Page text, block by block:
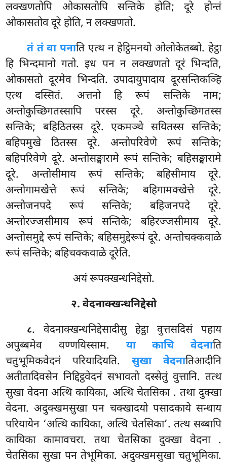
लक्खणतोपि ओकासतोपि सन्तिके होति; दूरे होन्तं
ओकासतोव दूरे होति, न लक्खणतो.
तं तं वा पनाति एत्थ न हेट्ठिमनयो ओलोकेतब्बो. हेट्ठा
हि भिन्दमानो गतो. इध पन न लक्खणतो दूरं भिन्दति,
ओकासतो दूरमेव भिन्दति. उपादायुपादाय दूरसन्तिकञ्हि
एत्थ दस्सितं. अत्तनो हि रूपं सन्तिके नाम;
अन्तोकुच्छिगतस्सापि परस्स दूरे. अन्तोकुच्छिगतस्स
सन्तिके; बहिठितस्स दूरे. एकमञ्चे सयितस्स सन्तिके;
बहिपमुखे ठितस्स दूरे. अन्तोपरिवेणे रूपं सन्तिके;
बहिपरिवेणे दूरे. अन्तोसङ्घारामे रूपं सन्तिके; बहिसङ्घारामे
दूरे. अन्तोसीमाय रूपं सन्तिके; बहिसीमाय दूरे.
अन्तोगामखेत्ते रूपं सन्तिके; बहिगामक्खेत्ते दूरे.
अन्तोजनपदे रूपं सन्तिके; बहिजनपदे दूरे.
अन्तोरज्जसीमाय रूपं सन्तिके; बहिरज्जसीमाय दूरे.
अन्तोसमुद्दे रूपं सन्तिके; बहिसमुद्देरूपं दूरे. अन्तोचक्कवाळे
रूपं सन्तिके; बहिचक्कवाळे दूरेति.
अयं रूपक्खन्धनिद्देसो.
२. वेदनाक्खन्धनिद्देसो
८. वेदनाक्खन्धनिद्देसादीसु हेट्ठा वुत्तसदिसं पहाय
अपुब्बमेव वण्णयिस्साम. या काचि वेदनाति
चतुभूमिकवेदनं परियादियति. सुखा वेदनातिआदीनि
अतीतादिवसेन निद्दिट्ठवेदनं सभावतो दस्सेतुं वुत्तानि. तत्थ
सुखा वेदना अत्थि कायिका, अत्थि चेतसिका . तथा दुक्खा
वेदना. अदुक्खमसुखा पन चक्खादयो पसादकाये सन्धाय
परियायेन ‘अत्थि कायिका, अत्थि चेतसिका’. तत्थ सब्बापि
कायिका कामावचरा. तथा चेतसिका दुक्खा वेदना .
चेतसिका सुखा पन तेभूमिका. अदुक्खमसुखा चतुभूमिका.